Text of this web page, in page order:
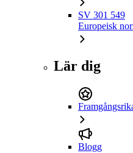
SV 301 549
Europeisk
Lär dig
Blogg